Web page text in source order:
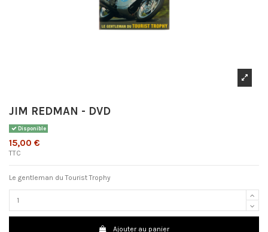
JIM REDMAN - DVD
Disponible
15,00 €
TTC
Le gentleman du Tourist Trophy
Ajouter au panier